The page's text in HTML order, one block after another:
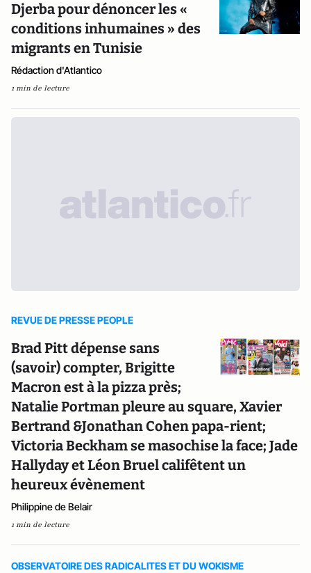
Djerba pour dénoncer les «
conditions inhumaines » des
migrants en Tunisie
Rédaction d'Atlantico
1 min de lecture
REVUE DE PRESSE PEOPLE
Brad Pitt dépense sans
(savoir) compter, Brigitte
Macron est à la pizza près;
Natalie Portman pleure au square, Xavier
Bertrand &Jonathan Cohen papa-rient;
Victoria Beckham se masochise la face; Jade
Hallyday et Léon Bruel califêtent un
heureux évènement
Philippine de Belair
1 min de lecture
OBSERVATOIRE DES RADICALITES ET DU WOKISME